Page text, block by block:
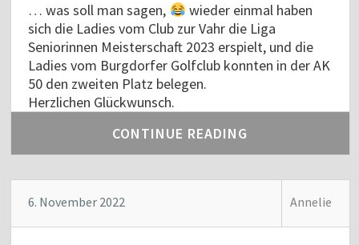
… was soll man sagen,
wieder einmal haben
sich die Ladies vom Club zur Vahr die Liga
Seniorinnen Meisterschaft 2023 erspielt, und die
Ladies vom Burgdorfer Golfclub konnten in der AK
50 den zweiten Platz belegen.
Herzlichen Glückwunsch.
CONTINUE READING
6. November 2022 Annelie